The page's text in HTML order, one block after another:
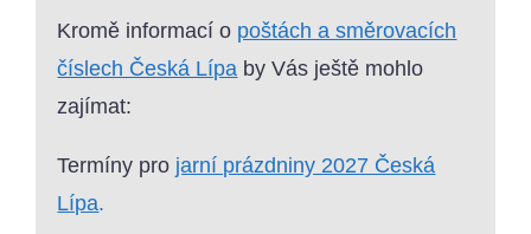
Kromě informací o poštách a směrovacích
číslech Česká Lípa by Vás ještě mohlo
zajímat:
Termíny pro jarní prázdniny 2027 Česká
Lípa.